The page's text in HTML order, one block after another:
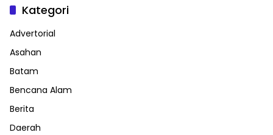
Kategori
Advertorial
Asahan
Batam
Bencana Alam
Berita
Daerah